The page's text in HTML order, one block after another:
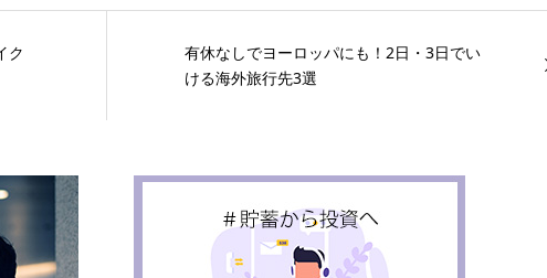
ク
有休なしでヨーロッパにも！2日・3日でい
ける海外旅行先3選